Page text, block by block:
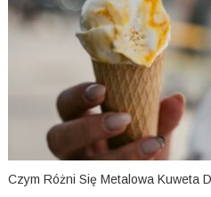
Czym Różni Się Metalowa Kuweta